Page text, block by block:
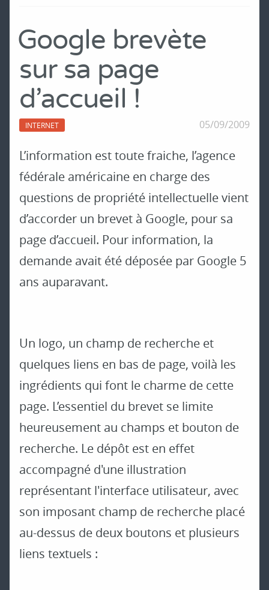
Google brevète
sur sa page
d’accueil !
INTERNET 05/09/2009
L’information est toute fraiche, l’agence
fédérale américaine en charge des
questions de propriété intellectuelle vient
d’accorder un brevet à Google, pour sa
page d’accueil. Pour information, la
demande avait été déposée par Google 5
ans auparavant.
Un logo, un champ de recherche et
quelques liens en bas de page, voilà les
ingrédients qui font le charme de cette
page. L’essentiel du brevet se limite
heureusement au champs et bouton de
recherche. Le dépôt est en effet
accompagné d'une illustration
représentant l'interface utilisateur, avec
son imposant champ de recherche placé
au-dessus de deux boutons et plusieurs
liens textuels :